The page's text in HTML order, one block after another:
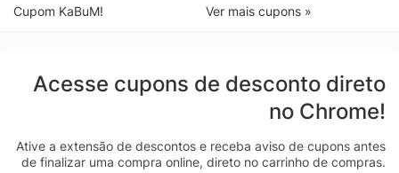
Cupom KaBuM!
Ver mais cupons »
Acesse cupons de desconto direto
no Chrome!
Ative a extensão de descontos e receba aviso de cupons antes
de finalizar uma compra online, direto no carrinho de compras.